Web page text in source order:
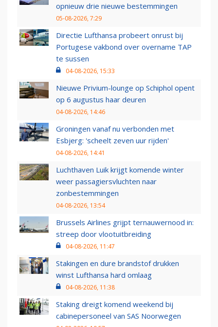
opnieuw drie nieuwe bestemmingen
05-08-2026, 7:29
Directie Lufthansa probeert onrust bij
Portugese vakbond over overname TAP
te sussen
04-08-2026, 15:33
Nieuwe Privium-lounge op Schiphol opent
op 6 augustus haar deuren
04-08-2026, 14:46
Groningen vanaf nu verbonden met
Esbjerg: 'scheelt zeven uur rijden'
04-08-2026, 14:41
Luchthaven Luik krijgt komende winter
weer passagiersvluchten naar
zonbestemmingen
04-08-2026, 13:54
Brussels Airlines grijpt ternauwernood in:
streep door vlootuitbreiding
04-08-2026, 11:47
Stakingen en dure brandstof drukken
winst Lufthansa hard omlaag
04-08-2026, 11:38
Staking dreigt komend weekend bij
cabinepersoneel van SAS Noorwegen